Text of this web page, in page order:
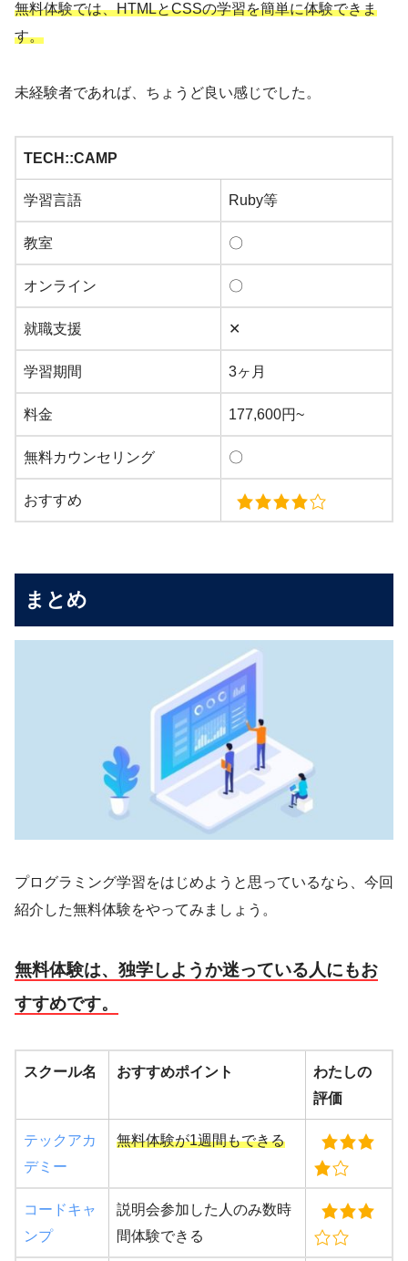
無料体験では、HTMLとCSSの学習を簡単に体験できま
す。
未経験者であれば、ちょうど良い感じでした。
TECH::CAMP
学習言語 Ruby等
教室 〇
オンライン 〇
就職支援 ✕
学習期間 3ヶ月
料金 177,600円~
無料カウンセリング 〇
おすすめ
まとめ
プログラミング学習をはじめようと思っているなら、今回
紹介した無料体験をやってみましょう。
無料体験は、独学しようか迷っている人にもお
すすめです。
スクール名 おすすめポイント
わたしの
評価
テックアカ
デミー
無料体験が1週間もできる
コードキャ
ンプ
説明会参加した人のみ数時
間体験できる